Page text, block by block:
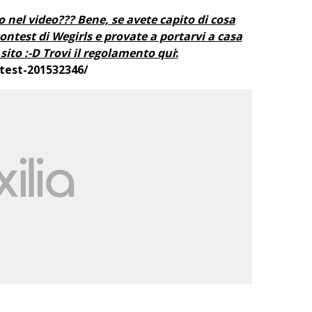
video??? Bene, se avete capito di cosa
di Wegirls e provate a portarvi a casa
:-D Trovi il regolamento qui:
201532346/